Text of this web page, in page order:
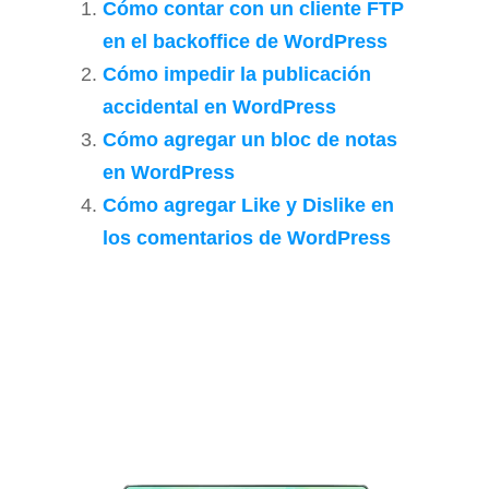
Cómo contar con un cliente FTP
en el backoffice de WordPress
Cómo impedir la publicación
accidental en WordPress
Cómo agregar un bloc de notas
en WordPress
Cómo agregar Like y Dislike en
los comentarios de WordPress